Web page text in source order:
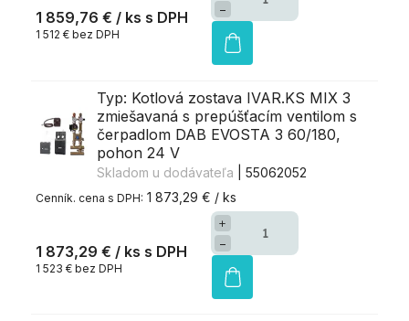
1 859,76 € / ks
1 512 € bez DPH
−
Typ: Kotlová zostava IVAR.KS MIX 3
zmiešavaná s prepúšťacím ventilom s
čerpadlom DAB EVOSTA 3 60/180,
pohon 24 V
Skladom u dodávateľa
| 55062052
1 873,29 € / ks
1 873,29 € / ks
1 523 € bez DPH
+
−